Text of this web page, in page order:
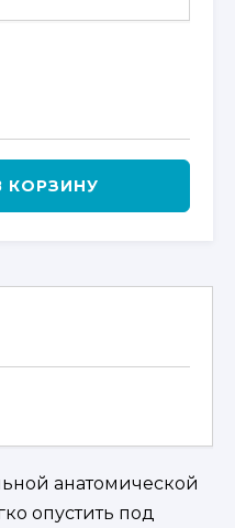
КОРЗИНУ
анатомической
опустить под